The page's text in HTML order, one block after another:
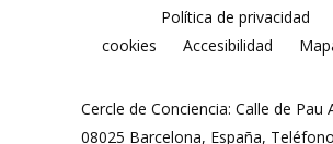
Política de privacidad
cookies
Accesibilidad
Cercle de Conciencia: Calle de Pau
08025 Barcelona, España,